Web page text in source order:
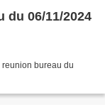
du 06/11/2024
bureau du